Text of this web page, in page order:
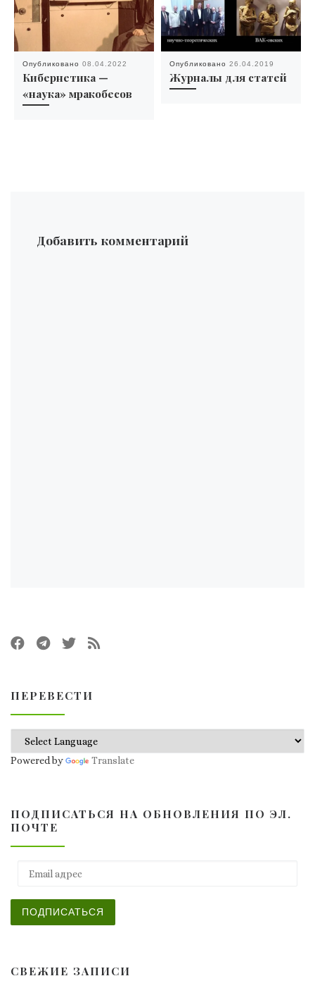
Опубликовано 08.04.2022
Кибернетика —
«наука» мракобесов
Опубликовано 26.04.2019
Журналы для статей
Добавить комментарий
ПЕРЕВЕСТИ
Powered by Translate
ПОДПИСАТЬСЯ НА ОБНОВЛЕНИЯ ПО ЭЛ.
ПОЧТЕ
ПОДПИСАТЬСЯ
СВЕЖИЕ ЗАПИСИ